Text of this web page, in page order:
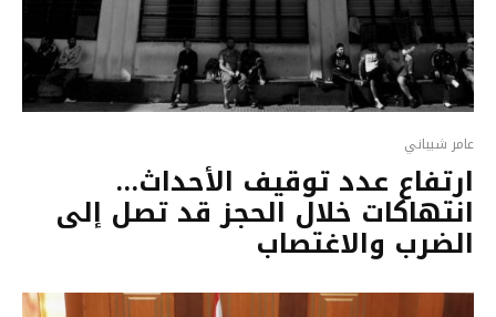
عامر شيباني
ارتفاع عدد توقيف الأحداث…
انتهاكات خلال الحجز قد تصل إلى
الضرب والاغتصاب